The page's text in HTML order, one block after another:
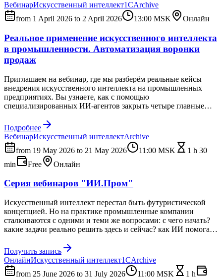
ВебинарИскусственный интеллект1СArchive
from 1 April 2026 to 2 April 2026
13:00 MSK Онлайн
Реальное применение искусственного интеллекта
в промышленности. Автоматизация воронки
продаж
Приглашаем на вебинар, где мы разберём реальные кейсы
внедрения искусственного интеллекта на промышленных
предприятиях. Вы узнаете, как с помощью
специализированных ИИ-агентов закрыть четыре главные
некачественную работу менеджеров - долгий расчёт
себестоимости - юридическую рутину. Никакой теории —
только работающие решения, которые уже сократили время
техподготовки с 6–8 часов до 15–20 минут на реальных
заводах.
Подробнее
ВебинарИскусственный интеллектArchive
from 19 May 2026 to 21 May 2026
11:00 MSK
1 h 30
min
Free Онлайн
Серия вебинаров "ИИ.Пром"
Искусственный интеллект перестал быть футуристической
концепцией. Но на практике промышленные компании
сталкиваются с одними и теми же вопросами: с чего начать?
какие задачи реально решить здесь и сейчас? как ИИ помогает
три ключевые роли, где ИИ уже даёт измеримый результат:
РОП (руководитель отдела продаж), Технолог и Бэк-офис. Без
теории «ради галочки» — только наш практический опыт и
живые кейсы.
Получить запись
ОнлайнИскусственный интеллект1СArchive
from 25 June 2026 to 31 July 2026
11:00 MSK
1 h